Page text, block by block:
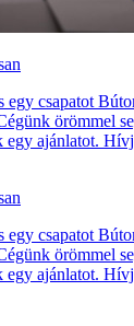
egy csapatot
örömmel
egy ajánlatot.
egy csapatot
örömmel
egy ajánlatot.